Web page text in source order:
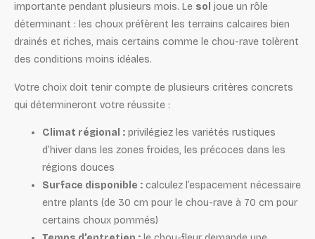
importante pendant plusieurs mois. Le sol joue un rôle
déterminant : les choux préfèrent les terrains calcaires bien
drainés et riches, mais certains comme le chou-rave tolèrent
des conditions moins idéales.
Votre choix doit tenir compte de plusieurs critères concrets
qui détermineront votre réussite :
Climat régional : privilégiez les variétés rustiques
d’hiver dans les zones froides, les précoces dans les
régions douces
Surface disponible : calculez l’espacement nécessaire
entre plants (de 30 cm pour le chou-rave à 70 cm pour
certains choux pommés)